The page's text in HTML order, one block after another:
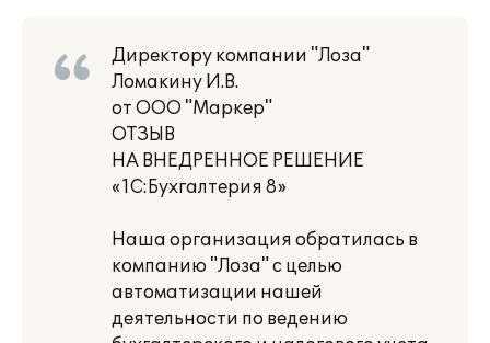
Директору компании "Лоза"
Ломакину И.В.
от ООО "Маркер"
ОТЗЫВ
НА ВНЕДРЕННОЕ РЕШЕНИЕ
«1С:Бухгалтерия 8»
Наша организация обратилась в
компанию "Лоза" с целью
автоматизации нашей
деятельности по ведению